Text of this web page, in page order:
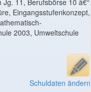
Eingangsstufenkonzept,
2003, Umweltschule
Schuldaten ändern